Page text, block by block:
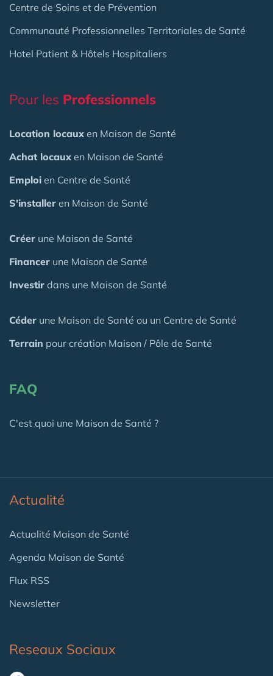
Centre de Soins et de Prévention
Communauté Professionnelles Territoriales de Santé
Hotel Patient & Hôtels Hospitaliers
Pour les Professionnels
Location locaux en Maison de Santé
Achat locaux en Maison de Santé
Emploi en Centre de Santé
S'installer en Maison de Santé
Créer une Maison de Santé
Financer une Maison de Santé
Investir dans une Maison de Santé
Céder une Maison de Santé ou un Centre de Santé
Terrain pour création Maison / Pôle de Santé
FAQ
C'est quoi une Maison de Santé ?
Actualité
Actualité Maison de Santé
Agenda Maison de Santé
Flux RSS
Newsletter
Reseaux Sociaux